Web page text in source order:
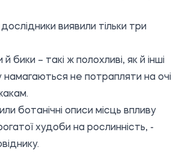
виявили тільки три
й бики – такі ж полохливі, як й інші
намагаються не потрапляти на очі
ботанічні описи місць впливу
худоби на рослинність, -